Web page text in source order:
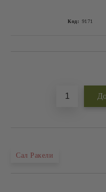
Код: 9171
Сал Ракели